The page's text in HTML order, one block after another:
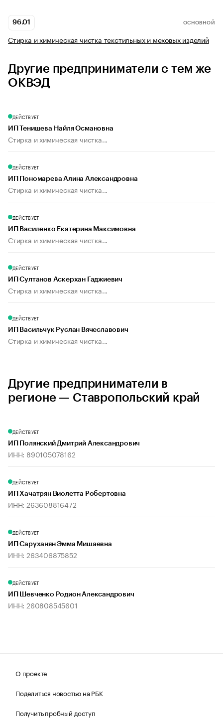
96.01 ОСНОВНОЙ
Стирка и химическая чистка текстильных и меховых изделий
Другие предприниматели с тем же
ОКВЭД
ДЕЙСТВУЕТ
ИП Тенишева Найля Османовна
Стирка и химическая чистка...
ДЕЙСТВУЕТ
ИП Пономарева Алина Александровна
Стирка и химическая чистка...
ДЕЙСТВУЕТ
ИП Василенко Екатерина Максимовна
Стирка и химическая чистка...
ДЕЙСТВУЕТ
ИП Султанов Аскерхан Гаджиевич
Стирка и химическая чистка...
ДЕЙСТВУЕТ
ИП Васильчук Руслан Вячеславович
Стирка и химическая чистка...
Другие предприниматели в
регионе — Ставропольский край
ДЕЙСТВУЕТ
ИП Полянский Дмитрий Александрович
ИНН: 890105078162
ДЕЙСТВУЕТ
ИП Хачатрян Виолетта Робертовна
ИНН: 263608816472
ДЕЙСТВУЕТ
ИП Саруханян Эмма Мишаевна
ИНН: 263406875852
ДЕЙСТВУЕТ
ИП Шевченко Родион Александрович
ИНН: 260808545601
О проекте
Поделиться новостью на РБК
Получить пробный доступ